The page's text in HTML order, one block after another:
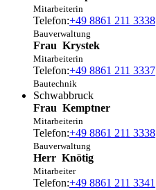
Mitarbeiterin
Telefon:+49 8861 211 3338
Bauverwaltung
Frau Krystek
Mitarbeiterin
Telefon:+49 8861 211 3337
Bautechnik
Schwabbruck
Frau Kemptner
Mitarbeiterin
Telefon:+49 8861 211 3338
Bauverwaltung
Herr Knötig
Mitarbeiter
Telefon:+49 8861 211 3341